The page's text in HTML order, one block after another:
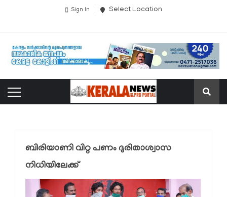
Sign In Select Location
ബിരിയാണി വിറ്റ പണം ദുരിതാശ്വാസ
നിധിയിലേക്ക്